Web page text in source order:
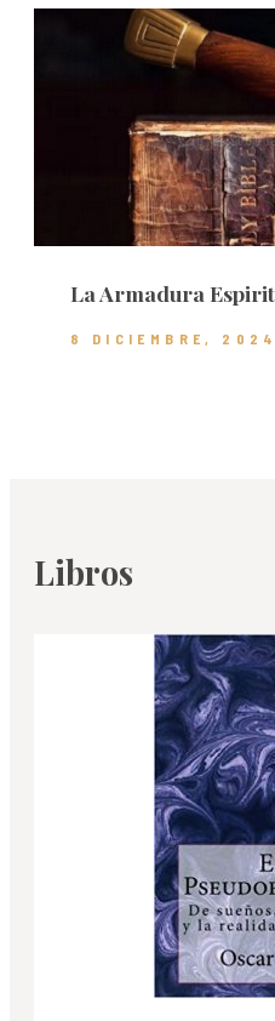
La Armadura
8 DICIEMBRE, 2024
Libros